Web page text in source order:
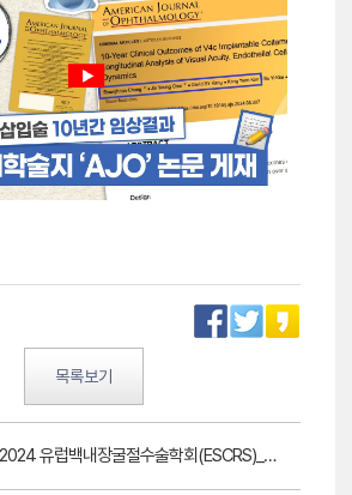
목록보기
2024 유럽백내장굴절수술학회(ESCRS)_스마일라식, 노안라식, 렌즈삽입술 강연